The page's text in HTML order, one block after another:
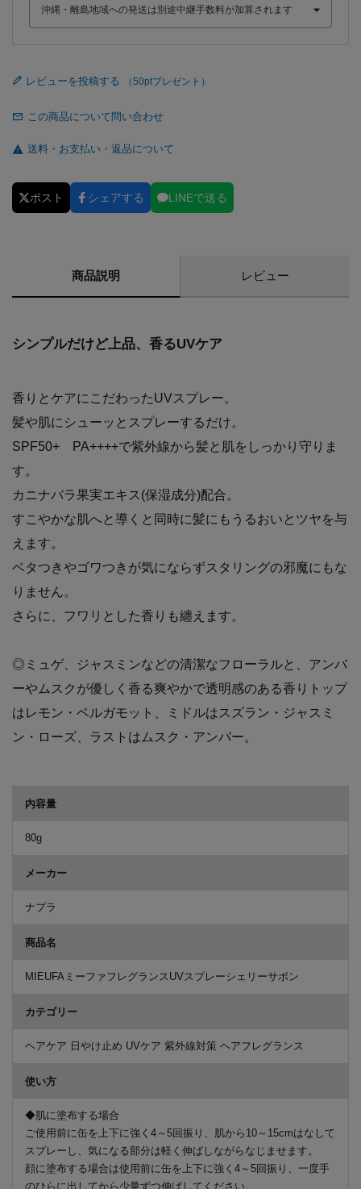
レビューを投稿する
この商品について問い合わせ
送料・お支払い・返品について
ポスト シェアする LINEで送る
商品説明 レビュー
シンプルだけど上品、香るUVケア
香りとケアにこだわったUVスプレー。
髪や肌にシューッとスプレーするだけ。
SPF50+ PA++++で紫外線から髪と肌をしっかり守りま
す。
カニナバラ果実エキス(保湿成分)配合。
すこやかな肌へと導くと同時に髪にもうるおいとツヤを与
えます。
ベタつきやゴワつきが気にならずスタリングの邪魔にもな
りません。
さらに、フワリとした香りも纏えます。
◎ミュゲ、ジャスミンなどの清潔なフローラルと、アンバ
ーやムスクが優しく香る爽やかで透明感のある香りトップ
はレモン・ベルガモット、ミドルはスズラン・ジャスミ
ン・ローズ、ラストはムスク・アンバー。
内容量
80g
メーカー
ナプラ
商品名
MIEUFAミーファフレグランスUVスプレーシェリーサボン
カテゴリー
ヘアケア 日やけ止め UVケア 紫外線対策 ヘアフレグランス
使い方
◆肌に塗布する場合
ご使用前に缶を上下に強く4～5回振り、肌から10～15cmはなして
スプレーし、気になる部分は軽く伸ばしながらなじませます。
顔に塗布する場合は使用前に缶を上下に強く4～5回振り、一度手
のひらに出してから少量ずつ伸ばしてください。